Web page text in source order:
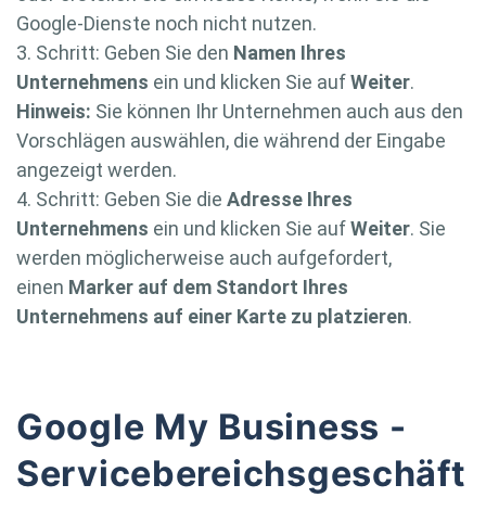
Google-Dienste noch nicht nutzen.
3. Schritt: Geben Sie den Namen Ihres
Unternehmens ein und klicken Sie aufWeiter.
Hinweis: Sie können Ihr Unternehmen auch aus den
Vorschlägen auswählen, die während der Eingabe
angezeigt werden.
4. Schritt: Geben Sie die Adresse Ihres
Unternehmens ein und klicken Sie aufWeiter. Sie
werden möglicherweise auch aufgefordert,
einen Marker auf dem Standort Ihres
Unternehmens auf einer Karte zu platzieren.
Google My Business -
Servicebereichsgeschäft